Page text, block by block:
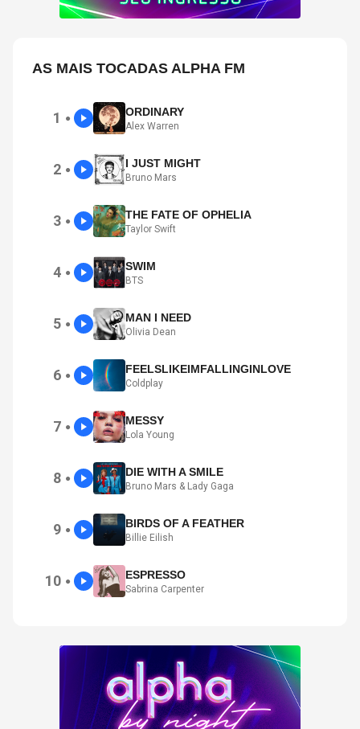
AS MAIS TOCADAS ALPHA FM
1 ● ORDINARY
Alex Warren
2 ● I JUST MIGHT
Bruno Mars
3 ● THE FATE OF OPHELIA
Taylor Swift
4 ● SWIM
BTS
5 ● MAN I NEED
Olivia Dean
6 ● FEELSLIKEIMFALLINGINLOVE
Coldplay
7 ● MESSY
Lola Young
8 ● DIE WITH A SMILE
Bruno Mars & Lady Gaga
9 ● BIRDS OF A FEATHER
Billie Eilish
10 ● ESPRESSO
Sabrina Carpenter